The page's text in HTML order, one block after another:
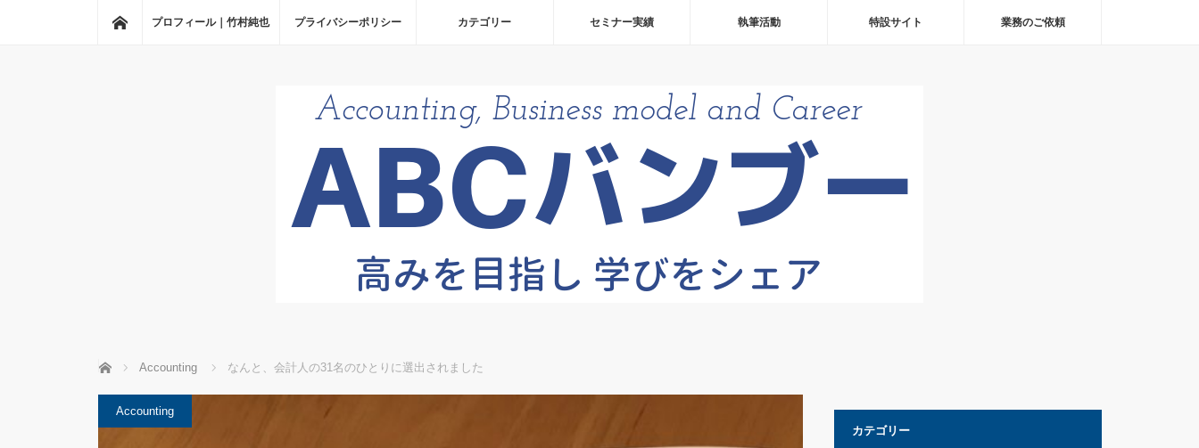
ホーム
プロフィール｜竹村純也 プライバシーポリシー カテゴリー セミナー実績 執筆活動 特設サイト 業務のご依頼
ホーム Accounting なんと、会計人の31名のひとりに選出されました
Accounting
カテゴリー